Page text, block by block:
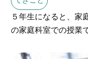
５年生になると、家
の家庭科室での授業